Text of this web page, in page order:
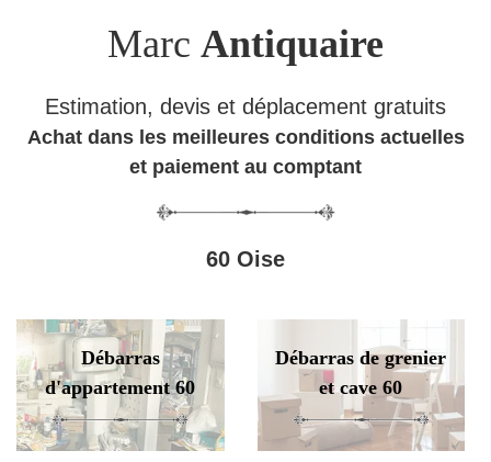
Marc Antiquaire
Estimation, devis et déplacement gratuits
Achat dans les meilleures conditions actuelles
et paiement au comptant
60 Oise
Débarras
d'appartement 60
Débarras de grenier
et cave 60